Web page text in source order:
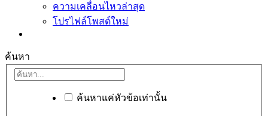
ความเคลื่อนไหวล่าสุด
โปรไฟล์โพสต์ใหม่
ค้นหา
ค้นหาแค่หัวข้อเท่านั้น